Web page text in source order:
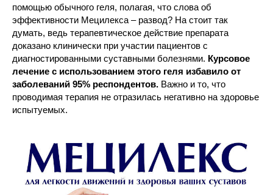
помощью обычного геля, полагая, что слова об
эффективности Мецилекса – развод? На стоит так
думать, ведь терапевтическое действие препарата
доказано клинически при участии пациентов с
диагностированными суставными болезнями. Курсовое
лечение с использованием этого геля избавило от
заболеваний 95% респондентов. Важно и то, что
проводимая терапия не отразилась негативно на здоровье
испытуемых.